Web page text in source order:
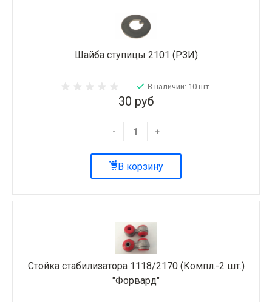
Шайба ступицы 2101 (РЗИ)
В наличии: 10 шт.
30 руб
- +
В корзину
Стойка стабилизатора 1118/2170 (Компл.-2 шт.)
"Форвард"